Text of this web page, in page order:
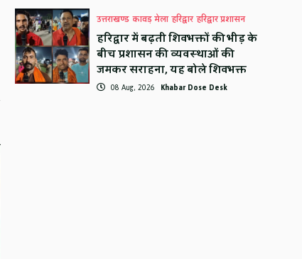
उत्तराखण्ड कावड़ मेला हरिद्वार हरिद्वार प्रशासन
हरिद्वार में बढ़ती शिवभक्तों की भीड़ के
बीच प्रशासन की व्यवस्थाओं की
जमकर सराहना, यह बोले शिवभक्त
08 Aug, 2026 Khabar Dose Desk